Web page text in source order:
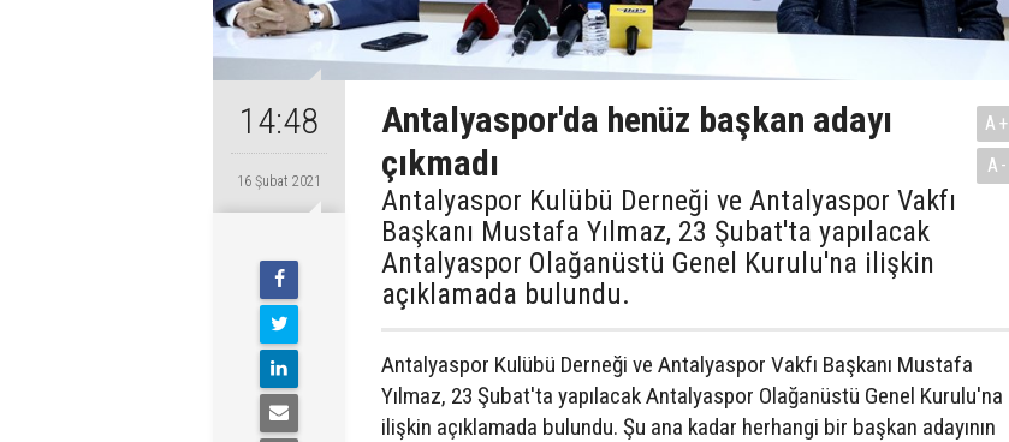
14:48
16 Şubat 2021
Antalyaspor'da henüz başkan adayı
çıkmadı
Antalyaspor Kulübü Derneği ve Antalyaspor Vakfı
Başkanı Mustafa Yılmaz, 23 Şubat'ta yapılacak
Antalyaspor Olağanüstü Genel Kurulu'na ilişkin
açıklamada bulundu.
A+
A-
Antalyaspor Kulübü Derneği ve Antalyaspor Vakfı Başkanı Mustafa
Yılmaz, 23 Şubat'ta yapılacak Antalyaspor Olağanüstü Genel Kurulu'na
ilişkin açıklamada bulundu. Şu ana kadar herhangi bir başkan adayının